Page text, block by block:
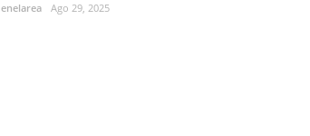
enelarea Ago 29, 2025